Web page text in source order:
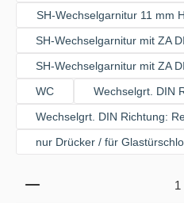
SH-Wechselgarnitur 11 mm
SH-Wechselgarnitur mit ZA
SH-Wechselgarnitur mit ZA
WC
Wechselgrt. DIN
Wechselgrt. DIN Richtung:
nur Drücker / für
Produkt Anzahl: Gib den